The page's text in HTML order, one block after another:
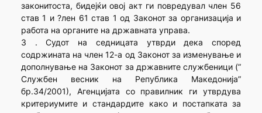
законитоста, бидејќи овој акт ги повредувал член 56
став 1 и ?лен 61 став 1 од Законот за организација и
работа на органите на државната управа.
3 . Судот на седницата утврди дека според
содржината на член 12-а од Законот за изменување и
дополнување на Законот за државните службеници (”
Службен весник на Република Македонија”
бр.34/2001), Агенцијата со правилник ги утврдува
критериумите и стандардите како и постапката за